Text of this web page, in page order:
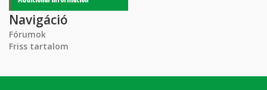
Navigáció
Fórumok
Friss tartalom